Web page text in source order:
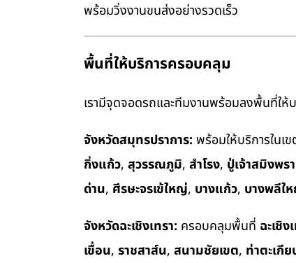
พร้อมวิ่งงานขนส่งอย่างรวดเร็ว
พื้นที่ให้บริการครอบคลุม
เรามีจุดจอดรถและทีมงานพร้อมลงพื้นที่ใ
จังหวัดสมุทรปราการ: พร้อมให้บริการในเข
กิ่งแก้ว, สุวรรณภูมิ, สำโรง, ปู่เจ้าสมิงพร
ด่าน, ศีรษะจรเข้ใหญ่, บางแก้ว, บางพลีใ
จังหวัดฉะเชิงเทรา: ครอบคลุมพื้นที่ ฉะเชิง
เขื่อน, ราชสาส์น, สนามชัยเขต, ท่าตะเกี